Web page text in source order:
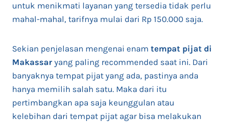
untuk menikmati layanan yang tersedia tidak perlu
mahal-mahal, tarifnya mulai dari Rp 150.000 saja.
Sekian penjelasan mengenai enam tempat pijat di
Makassar yang paling recommended saat ini. Dari
banyaknya tempat pijat yang ada, pastinya anda
hanya memilih salah satu. Maka dari itu
pertimbangkan apa saja keunggulan atau
kelebihan dari tempat pijat agar bisa melakukan